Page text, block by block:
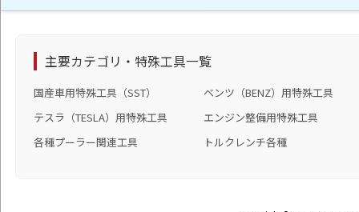
主要カテゴリ・特殊工具一覧
国産車用特殊工具（SST）
ベンツ（BENZ）用特殊工具
テスラ（TESLA）用特殊工具
エンジン整備用特殊工具
各種プーラー関連工具
トルクレンチ各種